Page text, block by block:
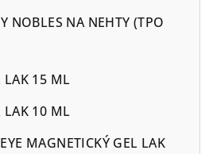
NOBLES NA NEHTY (TPO
LAK 15 ML
LAK 10 ML
MAGNETICKÝ GEL LAK